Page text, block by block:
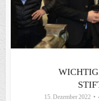
15. Dezember 2022